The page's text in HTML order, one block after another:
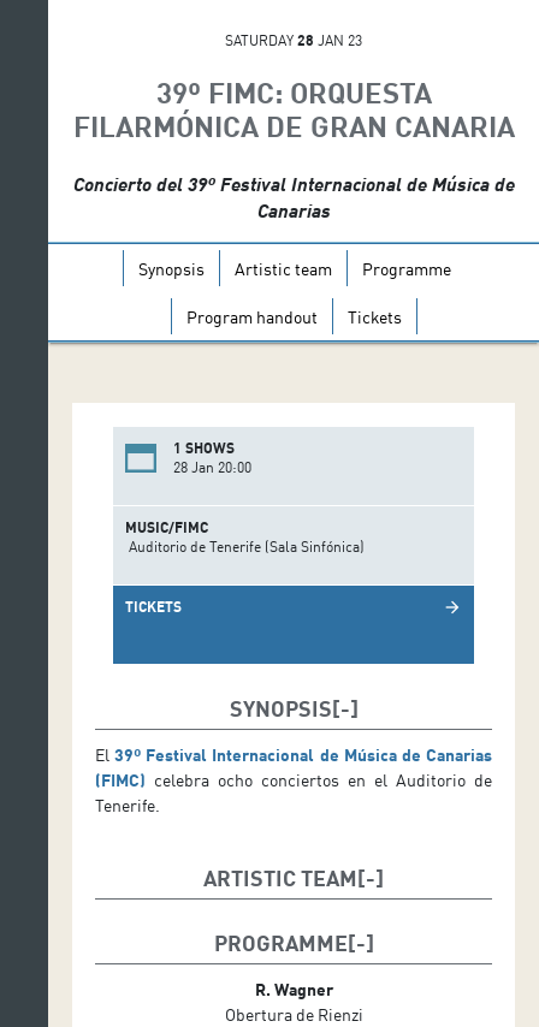
SATURDAY 28 JAN 23
39º FIMC: ORQUESTA
FILARMÓNICA DE GRAN CANARIA
Concierto del 39º Festival Internacional de Música de
Canarias
Synopsis Artistic team Programme
Program handout Tickets
1 SHOWS
28 Jan 20:00
MUSIC/FIMC
Auditorio de Tenerife (Sala Sinfónica)
TICKETS arrow_forward
SYNOPSIS
El 39º Festival Internacional de Música de Canarias
(FIMC) celebra ocho conciertos en el Auditorio de
Tenerife.
ARTISTIC TEAM
KARL MARK CHICHON, director
Elīna Garanča, mezzosoprano
PROGRAMME
R. Wagner
Obertura de Rienzi